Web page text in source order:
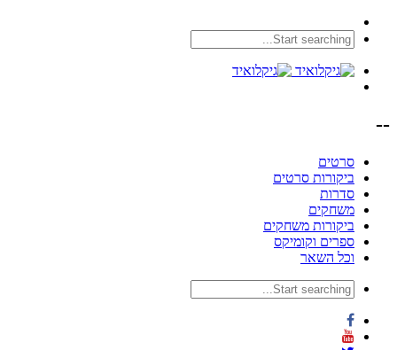
--
סרטים
ביקורות סרטים
סדרות
משחקים
ביקורות משחקים
ספרים וקומיקס
וכל השאר